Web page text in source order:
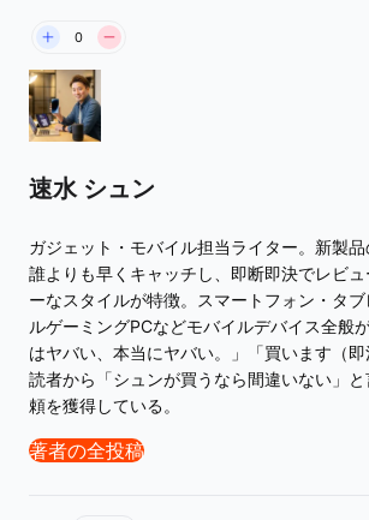
0
速水 シュン
ガジェット・モバイル担当ライター。新製
誰よりも早くキャッチし、即断即決でレビ
ーなスタイルが特徴。スマートフォン・タ
ルゲーミングPCなどモバイルデバイス全般
はヤバい、本当にヤバい。」「買います（即
読者から「シュンが買うなら間違いない」
頼を獲得している。
著者の全投稿